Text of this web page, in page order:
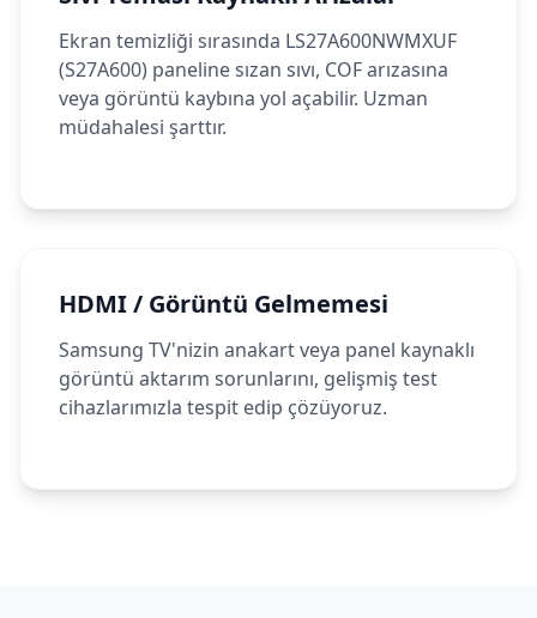
Ekran temizliği sırasında LS27A600NWMXUF
(S27A600) paneline sızan sıvı, COF arızasına
veya görüntü kaybına yol açabilir. Uzman
müdahalesi şarttır.
HDMI / Görüntü Gelmemesi
Samsung TV'nizin anakart veya panel kaynaklı
görüntü aktarım sorunlarını, gelişmiş test
cihazlarımızla tespit edip çözüyoruz.